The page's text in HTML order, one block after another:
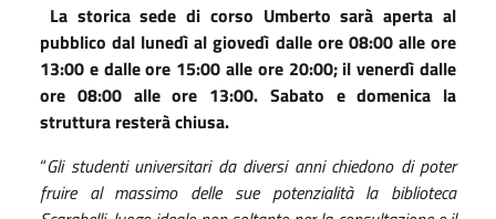
La storica sede di corso Umberto sarà aperta al
pubblico dal lunedì al giovedì dalle ore 08:00 alle ore
13:00 e dalle ore 15:00 alle ore 20:00; il venerdì dalle
ore 08:00 alle ore 13:00. Sabato e domenica la
struttura resterà chiusa.
“Gli studenti universitari da diversi anni chiedono di poter
fruire al massimo delle sue potenzialità la biblioteca